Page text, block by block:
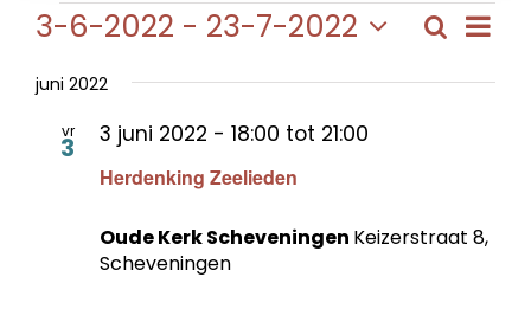
Evenementen Zoeken
Lijst
3-6-2022 - 23-7-2022
een
datum.
juni 2022
vr
3
Herdenking Zeelieden
3 juni 2022 - 18:00 tot 21:00
Oude Kerk Scheveningen Keizerstraat 8,
Scheveningen